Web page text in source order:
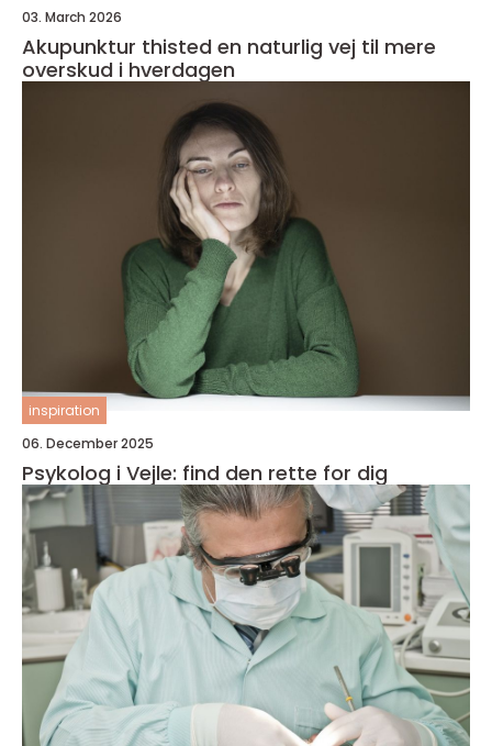
03. March 2026
Akupunktur thisted en naturlig vej til mere
overskud i hverdagen
inspiration
06. December 2025
Psykolog i Vejle: find den rette for dig